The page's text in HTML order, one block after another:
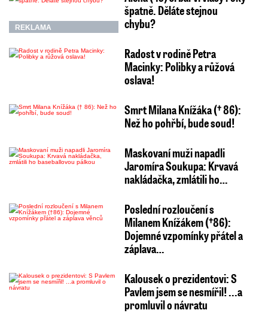
REKLAMA
špatně. Děláte stejnou
chybu?
Radost v rodině Petra
Macinky: Polibky a růžová
oslava!
Smrt Milana Knížáka († 86):
Než ho pohřbí, bude soud!
Maskovaní muži napadli
Jaromíra Soukupa: Krvavá
nakládačka, zmlátili ho…
Poslední rozloučení s
Milanem Knížákem (†86):
Dojemné vzpomínky přátel a
záplava…
Kalousek o prezidentovi: S
Pavlem jsem se nesmířil! ...a
promluvil o návratu